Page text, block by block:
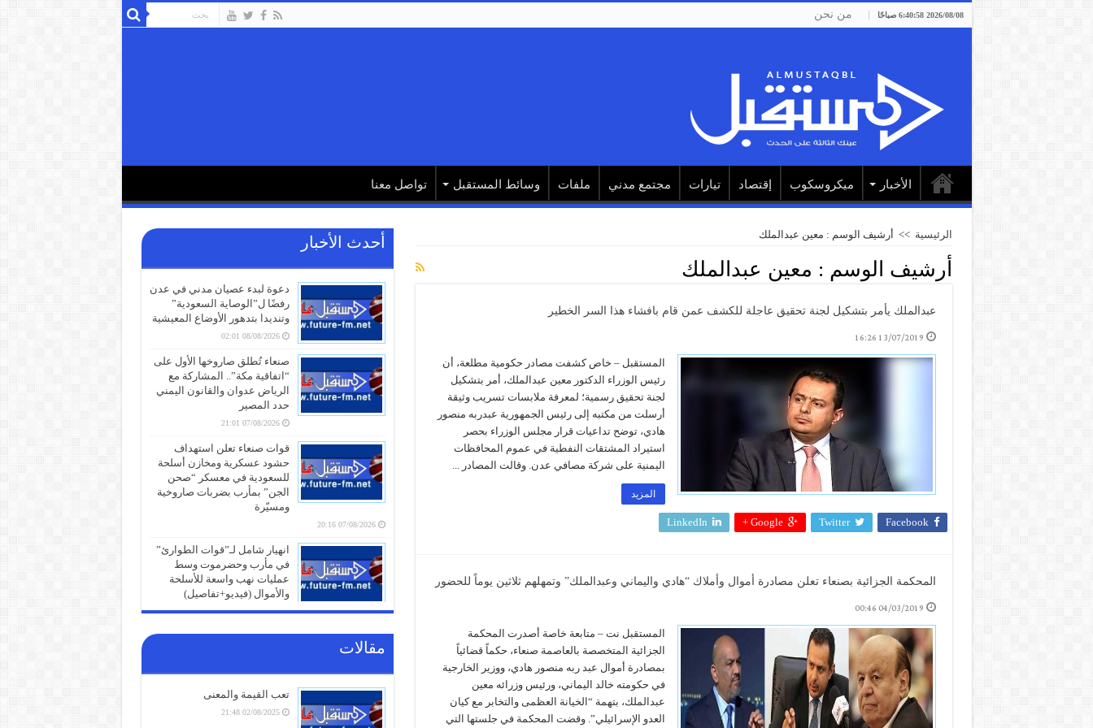
2026/08/08 6:40:58 صباحًا من نحن
الأخبار ميكروسكوب إقتصاد تيارات مجتمع مدني ملفات وسائط المستقبل تواصل معنا
الرئيسية >> أرشيف الوسم : معين عبدالملك
أرشيف الوسم : معين عبدالملك
عبدالملك يأمر بتشكيل لجنة تحقيق عاجلة للكشف عمن قام بافشاء هذا السر الخطير
13/07/2019 16:26
المستقبل – خاص كشفت مصادر حكومية مطلعة، أن
رئيس الوزراء الدكتور معين عبدالملك، أمر بتشكيل
لجنة تحقيق رسمية؛ لمعرفة ملابسات تسريب وثيقة
أرسلت من مكتبه إلى رئيس الجمهورية عبدربه منصور
هادي، توضح تداعيات قرار مجلس الوزراء بحصر
استيراد المشتقات النفطية في عموم المحافظات
اليمنية على شركة مصافي عدن. وقالت المصادر ...
المزيد
Facebook
Twitter
Google +
LinkedIn
المحكمة الجزائية بصنعاء تعلن مصادرة أموال وأملاك “هادي واليماني وعبدالملك” وتمهلهم ثلاثين يوماً للحضور
04/03/2019 00:46
المستقبل نت – متابعة خاصة أصدرت المحكمة
الجزائية المتخصصة بالعاصمة صنعاء، حكماً قضائياً
بمصادرة أموال عبد ربه منصور هادي، ووزير الخارجية
في حكومته خالد اليماني، ورئيس وزرائه معين
عبدالملك، بتهمة “الخيانة العظمى والتخابر مع كيان
العدو الإسرائيلي”. وقضت المحكمة في جلستها التي
أحدث الأخبار
دعوة لبدء عصيان مدني في عدن
رفضًا ل”الوصاية السعودية”
وتنديدا بتدهور الأوضاع المعيشية
08/08/2026 02:01
صنعاء تُطلق صاروخها الأول على
“اتفاقية مكة”.. المشاركة مع
الرياض عدوان والقانون اليمني
حدد المصير
07/08/2026 21:01
قوات صنعاء تعلن استهداف
حشود عسكرية ومخازن أسلحة
للسعودية في معسكر “صحن
الجن” بمأرب بضربات صاروخية
ومسيّرة
07/08/2026 20:16
انهيار شامل لـ”قوات الطوارئ”
في مأرب وحضرموت وسط
عمليات نهب واسعة للأسلحة
والأموال (فيديو+تفاصيل)
07/08/2026 19:31
الذهب يتجاوز 4400 دولار للأونصة
كنز خفي في سلة المهملات..
مقالات
تعب القيمة والمعنى
02/08/2025 21:48